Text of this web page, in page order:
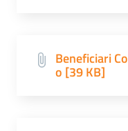
Beneficiari
o [39 KB]